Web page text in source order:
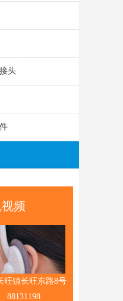
头
频
旺镇长旺东路8号
88131198